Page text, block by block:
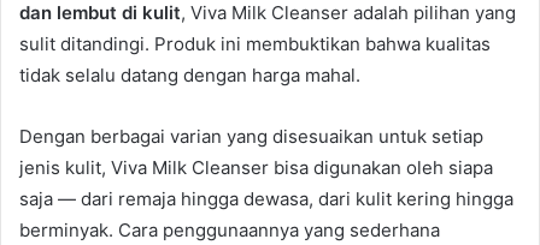
dan lembut di kulit, Viva Milk Cleanser adalah pilihan yang
sulit ditandingi. Produk ini membuktikan bahwa kualitas
tidak selalu datang dengan harga mahal.
Dengan berbagai varian yang disesuaikan untuk setiap
jenis kulit, Viva Milk Cleanser bisa digunakan oleh siapa
saja — dari remaja hingga dewasa, dari kulit kering hingga
berminyak. Cara penggunaannya yang sederhana